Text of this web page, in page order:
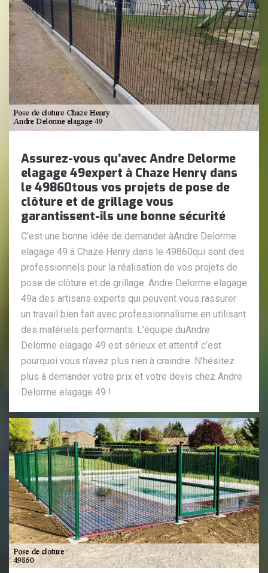
Assurez-vous qu’avec Andre Delorme
elagage 49expert à Chaze Henry dans
le 49860tous vos projets de pose de
clôture et de grillage vous
garantissent-ils une bonne sécurité
C’est une bonne idée de demander àAndre Delorme
elagage 49 à Chaze Henry dans le 49860qui sont des
professionnels pour la réalisation de vos projets de
pose de clôture et de grillage. Andre Delorme elagage
49a des artisans experts qui peuvent vous rassurer
un travail bien fait avec professionnalisme en utilisant
des matériels performants. L’équipe duAndre
Delorme elagage 49 est sérieux et attentif c’est
pourquoi vous n’avez plus rien à craindre. N’hésitez
plus à demander votre prix et votre devis chez Andre
Delorme elagage 49 !